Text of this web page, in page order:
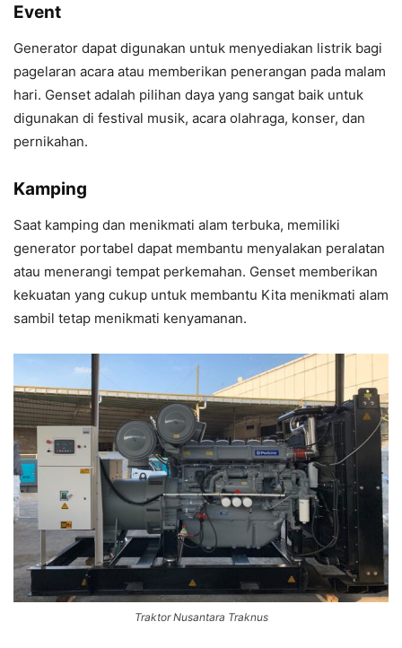
Event
Generator dapat digunakan untuk menyediakan listrik bagi
pagelaran acara atau memberikan penerangan pada malam
hari. Genset adalah pilihan daya yang sangat baik untuk
digunakan di festival musik, acara olahraga, konser, dan
pernikahan.
Kamping
Saat kamping dan menikmati alam terbuka, memiliki
generator portabel dapat membantu menyalakan peralatan
atau menerangi tempat perkemahan. Genset memberikan
kekuatan yang cukup untuk membantu Kita menikmati alam
sambil tetap menikmati kenyamanan.
Traktor Nusantara Traknus